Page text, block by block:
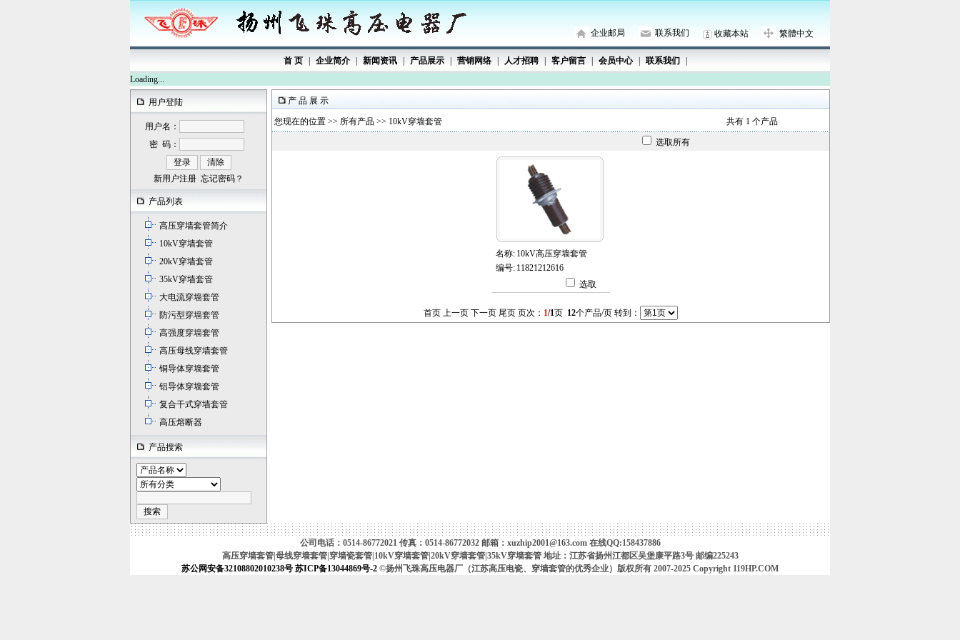
企业邮局 联系我们 收藏本站 繁體中文
首 页 企业简介 新闻资讯 产品展示 营销网络 人才招聘 客户留言 会员中心 联系我们
Loading...
用户登陆
用户名：
密 码：
新用户注册 忘记密码？
产品列表
高压穿墙套管简介
10kV穿墙套管
20kV穿墙套管
35kV穿墙套管
大电流穿墙套管
防污型穿墙套管
高强度穿墙套管
高压母线穿墙套管
铜导体穿墙套管
铝导体穿墙套管
复合干式穿墙套管
高压熔断器
产品搜索
产 品 展 示
您现在的位置 >> 所有产品 >> 10kV穿墙套管 共有 1 个产品
选取所有
名称: 10kV高压穿墙套管
编号: 11821212616
选取
首页 上一页 下一页 尾页 页次： 1/1页 12个产品/页 转到：
公司电话：0514-86772021 传真：0514-86772032 邮箱：xuzhip2001@163.com 在线QQ:158437886
高压穿墙套管|母线穿墙套管|穿墙瓷套管|10kV穿墙套管|20kV穿墙套管|35kV穿墙套管 地址：江苏省扬州江都区吴堡康平路3号 邮编225243
苏公网安备32108802010238号 苏ICP备13044869号-2 ©扬州飞珠高压电器厂（江苏高压电瓷、穿墙套管的优秀企业）版权所有 2007-2025 Copyright 119HP.COM